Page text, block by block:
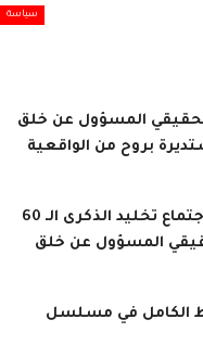
سياسة
الحقيقي المسؤول عن خلق
بروح من الواقعية
ونقلت وكالة المغرب العربي للأنباء عن عمر هلال، قوله في رد على تصريحات للوزير الأول الجزائري خلال اجتماع تخليد الذكرى الـ 60
المسؤول عن خلق
الكامل في مسلسل